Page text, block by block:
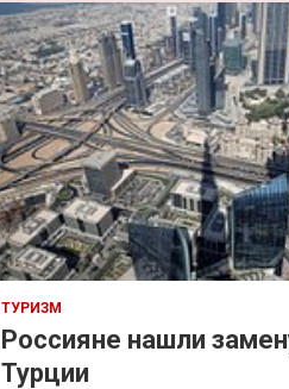
к
ТУРИЗМ
Россияне нашли
Турции